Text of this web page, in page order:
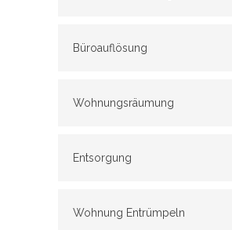
Büroauflösung
Wohnungsräumung
Entsorgung
Wohnung Entrümpeln